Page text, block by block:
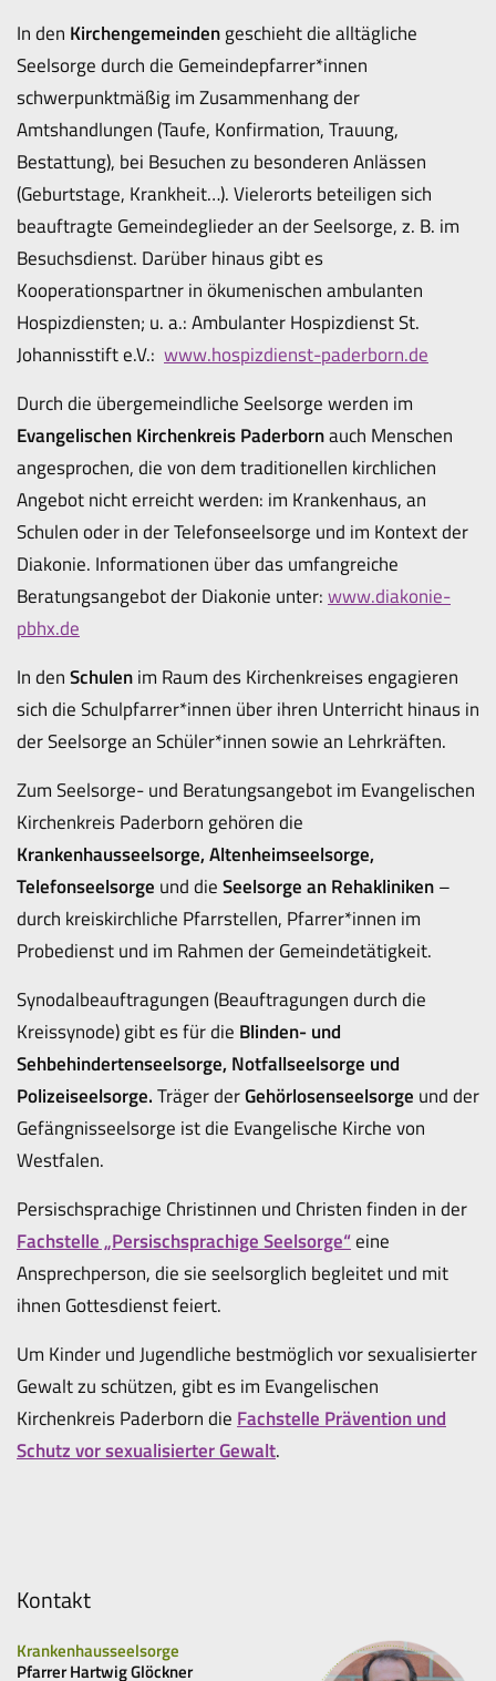
In den Kirchengemeindengeschieht die alltägliche
Seelsorge durch die Gemeindepfarrer*innen
schwerpunktmäßig im Zusammenhang der
Amtshandlungen (Taufe, Konfirmation, Trauung,
Bestattung), bei Besuchen zu besonderen Anlässen
(Geburtstage, Krankheit…). Vielerorts beteiligen sich
beauftragte Gemeindeglieder an der Seelsorge, z. B. im
Besuchsdienst. Darüber hinaus gibt es
Kooperationspartner in ökumenischen ambulanten
Hospizdiensten; u. a.: Ambulanter Hospizdienst St.
Johannisstift e.V.: www.hospizdienst-paderborn.de
Durch die übergemeindliche Seelsorge werden im
Evangelischen Kirchenkreis Paderbornauch Menschen
angesprochen, die von dem traditionellen kirchlichen
Angebot nicht erreicht werden: im Krankenhaus, an
Schulen oder in der Telefonseelsorge und im Kontext der
Diakonie. Informationen über das umfangreiche
Beratungsangebot der Diakonie unter:www.diakonie-
pbhx.de
In denSchulenim Raum des Kirchenkreises engagieren
sich die Schulpfarrer*innen über ihren Unterricht hinaus in
der Seelsorge an Schüler*innen sowie an Lehrkräften.
Zum Seelsorge- und Beratungsangebot im Evangelischen
Kirchenkreis Paderborn gehören die
Krankenhausseelsorge, Altenheimseelsorge,
Telefonseelsorge und dieSeelsorge an Rehakliniken–
durch kreiskirchliche Pfarrstellen, Pfarrer*innen im
Probedienst und im Rahmen der Gemeindetätigkeit.
Synodalbeauftragungen (Beauftragungen durch die
Kreissynode) gibt es für die Blinden- und
Sehbehindertenseelsorge, Notfallseelsorge und
Polizeiseelsorge.Träger derGehörlosenseelsorge und der
Gefängnisseelsorge ist die Evangelische Kirche von
Westfalen.
Persischsprachige Christinnen und Christen finden in der
Fachstelle „Persischsprachige Seelsorge“eine
Ansprechperson, die sie seelsorglich begleitet und mit
ihnen Gottesdienst feiert.
Um Kinder und Jugendliche bestmöglich vor sexualisierter
Gewalt zu schützen, gibt es im Evangelischen
Kirchenkreis Paderborn die Fachstelle Prävention und
Schutz vor sexualisierter Gewalt.
Kontakt
Krankenhausseelsorge
Pfarrer Hartwig Glöckner